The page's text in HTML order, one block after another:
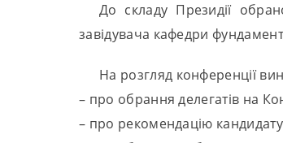
До складу Президії
завідувача кафедри
На розгляд конференції
– про обрання делегатів на
– про рекомендацію